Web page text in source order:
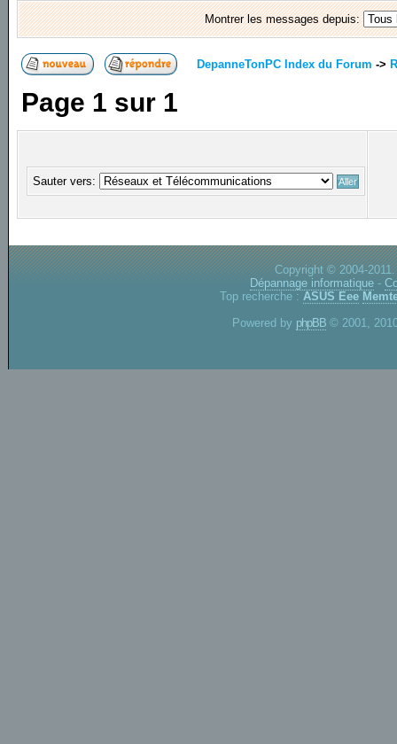
Montrer les messages depuis:
DepanneTonPC Index du Forum ->
Page 1 sur 1
Sauter vers:
Copyright © 2004-
Dépannage informatique -
Top recherche : ASUS Eee
Powered by phpBB © 2001,